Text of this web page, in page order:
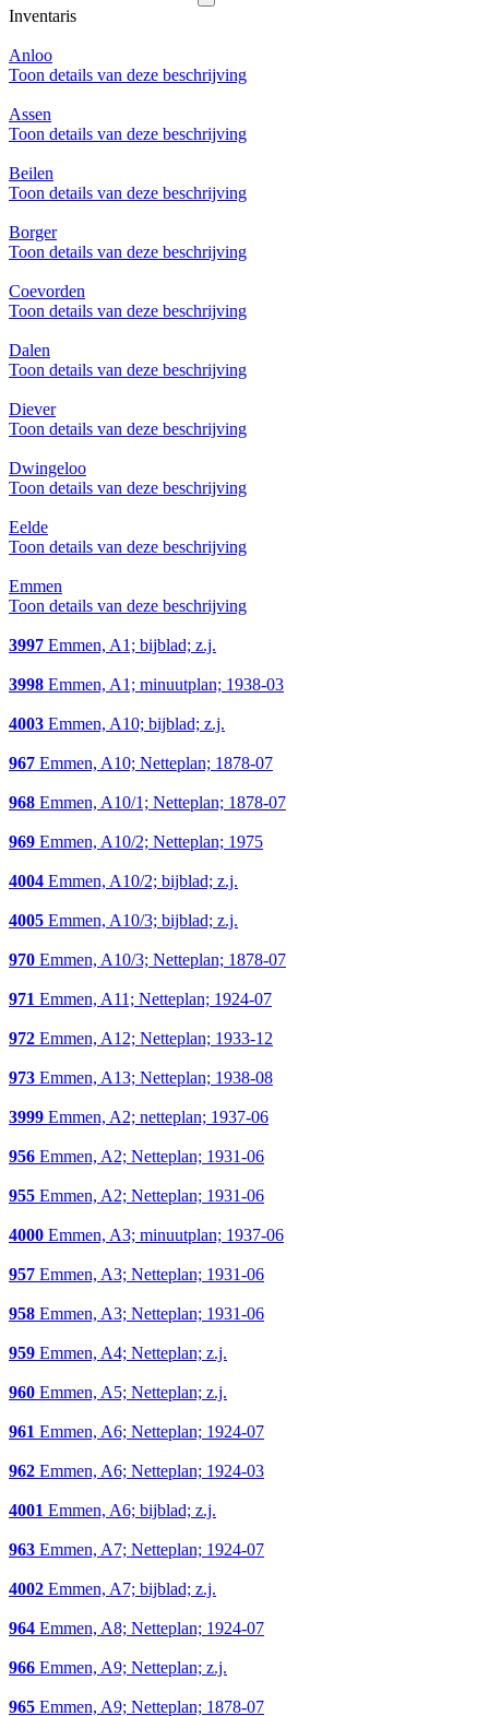
Inventaris
Anloo
Toon details van deze beschrijving
Assen
Toon details van deze beschrijving
Beilen
Toon details van deze beschrijving
Borger
Toon details van deze beschrijving
Coevorden
Toon details van deze beschrijving
Dalen
Toon details van deze beschrijving
Diever
Toon details van deze beschrijving
Dwingeloo
Toon details van deze beschrijving
Eelde
Toon details van deze beschrijving
Emmen
Toon details van deze beschrijving
3997 Emmen, A1; bijblad; z.j.
3998 Emmen, A1; minuutplan; 1938-03
4003 Emmen, A10; bijblad; z.j.
967 Emmen, A10; Netteplan; 1878-07
968 Emmen, A10/1; Netteplan; 1878-07
969 Emmen, A10/2; Netteplan; 1975
4004 Emmen, A10/2; bijblad; z.j.
4005 Emmen, A10/3; bijblad; z.j.
970 Emmen, A10/3; Netteplan; 1878-07
971 Emmen, A11; Netteplan; 1924-07
972 Emmen, A12; Netteplan; 1933-12
973 Emmen, A13; Netteplan; 1938-08
3999 Emmen, A2; netteplan; 1937-06
956 Emmen, A2; Netteplan; 1931-06
955 Emmen, A2; Netteplan; 1931-06
4000 Emmen, A3; minuutplan; 1937-06
957 Emmen, A3; Netteplan; 1931-06
958 Emmen, A3; Netteplan; 1931-06
959 Emmen, A4; Netteplan; z.j.
960 Emmen, A5; Netteplan; z.j.
961 Emmen, A6; Netteplan; 1924-07
962 Emmen, A6; Netteplan; 1924-03
4001 Emmen, A6; bijblad; z.j.
963 Emmen, A7; Netteplan; 1924-07
4002 Emmen, A7; bijblad; z.j.
964 Emmen, A8; Netteplan; 1924-07
966 Emmen, A9; Netteplan; z.j.
965 Emmen, A9; Netteplan; 1878-07